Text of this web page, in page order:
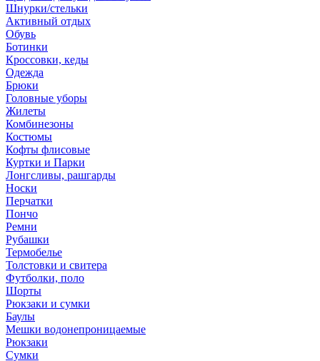
Шнурки/стельки
Активный отдых
Обувь
Ботинки
Кроссовки, кеды
Одежда
Брюки
Головные уборы
Жилеты
Комбинезоны
Костюмы
Кофты флисовые
Куртки и Парки
Лонгсливы, рашгарды
Носки
Перчатки
Пончо
Ремни
Рубашки
Термобелье
Толстовки и свитера
Футболки, поло
Шорты
Рюкзаки и сумки
Баулы
Мешки водонепроницаемые
Рюкзаки
Сумки